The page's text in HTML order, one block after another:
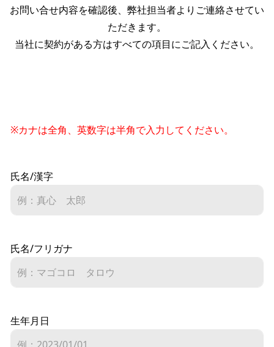
ご契約者ログイン
お問い合せ内容を確認後、弊社担当者よりご連絡させてい
ただきます。
当社に契約がある方はすべての項目にご記入ください。
※カナは全角、英数字は半角で入力してください。
氏名/漢字
氏名/フリガナ
生年月日